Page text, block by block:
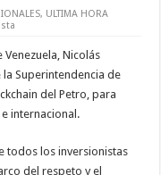
, ULTIMA HORA
Nicolás
Superintendencia de
del Petro, para
internacional.
todos los inversionistas
del respeto y el